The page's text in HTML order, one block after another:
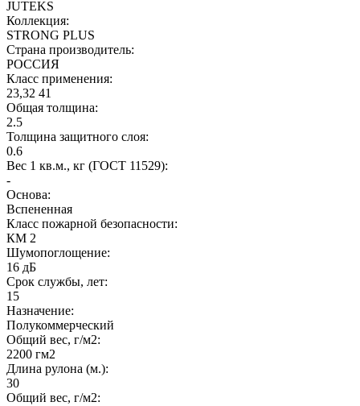
JUTEKS
Коллекция:
STRONG PLUS
Страна производитель:
РОССИЯ
Класс применения:
23,32 41
Общая толщина:
2.5
Толщина защитного слоя:
0.6
Вес 1 кв.м., кг (ГОСТ 11529):
-
Основа:
Вспененная
Класс пожарной безопасности:
КМ 2
Шумопоглощение:
16 дБ
Срок службы, лет:
15
Назначение:
Полукоммерческий
Общий вес, г/м2:
2200 гм2
Длина рулона (м.):
30
Общий вес, г/м2: